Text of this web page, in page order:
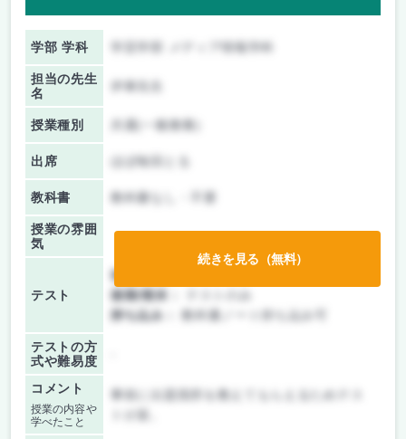
学部 学科 学芸学部 メディア情報学科
担当の先生
名
授業種別 共通(一般教養)
出席 ほぼ毎回とる
教科書 教科書なし・不要
授業の雰囲
気
テスト
前期/中間：
後期/期末：
持ち込み：
教科書ノート持ち込み可
テストの方
式や難易度
コメント
授業の内容や
学べたこと
続きを見る（無料）